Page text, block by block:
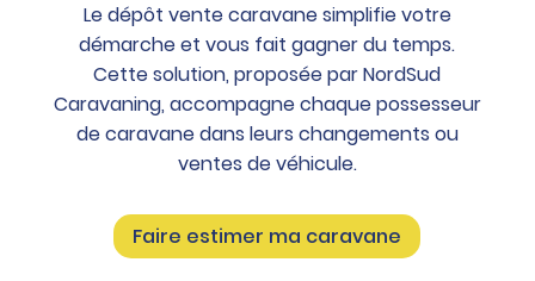
Le dépôt vente caravane simplifie votre
démarche et vous fait gagner du temps.
Cette solution, proposée par NordSud
Caravaning, accompagne chaque possesseur
de caravane dans leurs changements ou
ventes de véhicule.
Faire estimer ma caravane